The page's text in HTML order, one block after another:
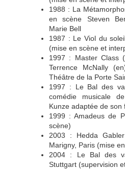
1988 : La
en scène Steven
Marie Bell
1987 : Le Viol du
(mise en scène et
1997 : Master Class
Terrence McNally
Théâtre de la Porte
1997 : Le Bal des
comédie musicale
Kunze adaptée de son
1999 : Amadeus de
scène)
2003 : Hedda
Marigny, Paris (mise
2004 : Le Bal des
Stuttgart (supervision